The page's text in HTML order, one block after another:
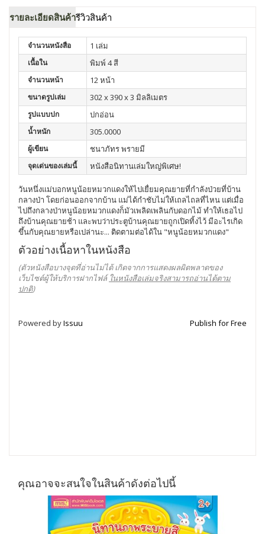
รายละเอียดสินค้ารีวิวสินค้า
จำนวนหนังสือ 1 เล่ม
เนื้อใน พิมพ์ 4 สี
จำนวนหน้า 12 หน้า
ขนาดรูปเล่ม 302 x 390 x 3 มิลลิเมตร
รูปแบบปก ปกอ่อน
น้ำหนัก 305.0000
ผู้เขียน ชนาภัทร พรายมี
จุดเด่นของเล่มนี้ หนังสือนิทานเล่มใหญ่พิเศษ!
วันหนึ่งแม่บอกหนูน้อยหมวกแดงให้ไปเยื่ยมคุณยายที่กำลังป่วยที่บ้าน
กลางป่า โดยก่อนออกจากบ้าน แม่ได้กำชับไม่ให้เถลไถลที่ไหน แต่เมื่อ
ไปถึงกลางป่าหนูน้อยหมวกแดงก็มัวเพลิดเพลินกับดอกไม้ ทำให้เธอไป
ถึงบ้านคุณยายช้า และพบว่าประตูบ้านคุณยายถูกเปิดทิ้งไว้ มีอะไรเกิด
ขึ้นกับคุณยายหรือเปล่านะ... ติดตามต่อได้ใน "หนูน้อยหมวกแดง"
ตัวอย่างเนื้อหาในหนังสือ
(ตัวหนังสือบางจุดที่อ่านไม่ได้ เกิดจากการแสดงผลผิดพลาดของ
เว็บไซต์ผู้ให้บริการฝากไฟล์ ในหนังสือเล่มจริงสามารถอ่านได้ตาม
ปกติ)
Powered byIssuu Publish for Free
คุณอาจจะสนใจในสินค้าดังต่อไปนี้